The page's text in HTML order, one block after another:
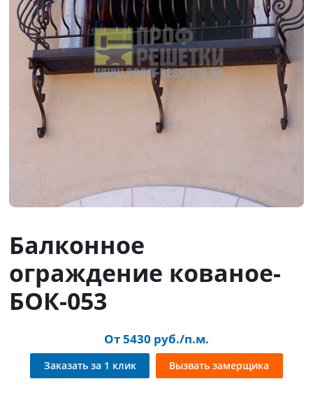
Балконное
ограждение кованое-
БОК-053
От 5430 руб./п.м.
Заказать за 1 клик Вызвать замерщика